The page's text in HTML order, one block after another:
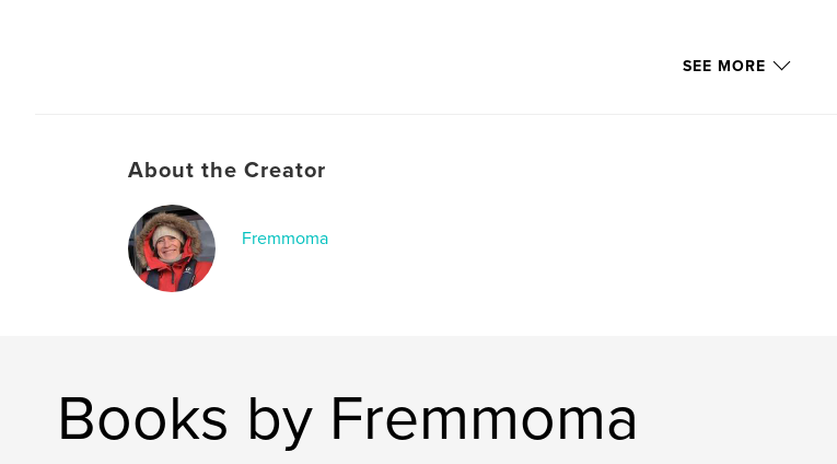
SEE MORE
About the Creator
Fremmoma
Books by Fremmoma